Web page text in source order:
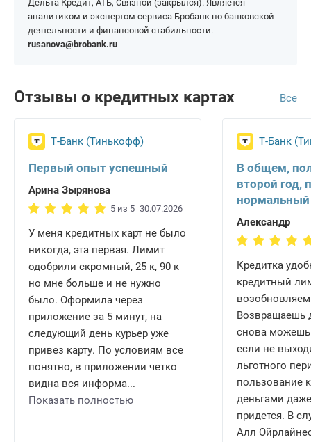
Дельта Кредит, АТБ, Связной (закрылся). Является
аналитиком и экспертом сервиса Бробанк по банковской
деятельности и финансовой стабильности.
rusanova@brobank.ru
Отзывы о кредитных картах Все
Т-Банк (Тинькофф)
Первый опыт успешный
Арина Зырянова
5 из 5 30.07.2026
У меня кредитных карт не было
никогда, эта первая. Лимит
одобрили скромный, 25 к, 90 к
но мне больше и не нужно
было. Оформила через
приложение за 5 минут, на
следующий день курьер уже
привез карту. По условиям все
понятно, в приложении четко
видна вся информа...
Показать полностью
Т-Банк
В общем,
второй год,
нормальный
Александр
Кредитка
кредитный
Возвращаешь
снова можешь
если не
льготного
пользование
деньгами
придется. В
Алл